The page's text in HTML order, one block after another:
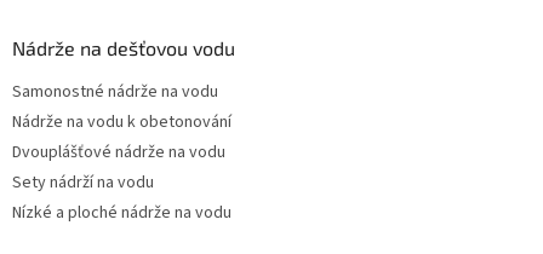
Nádrže na dešťovou vodu
Samonostné nádrže na vodu
Nádrže na vodu k obetonování
Dvouplášťové nádrže na vodu
Sety nádrží na vodu
Nízké a ploché nádrže na vodu